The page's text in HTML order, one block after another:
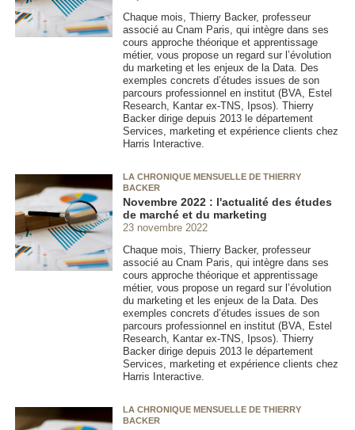
Chaque mois, Thierry Backer, professeur
associé au Cnam Paris, qui intègre dans ses
cours approche théorique et apprentissage
métier, vous propose un regard sur l’évolution
du marketing et les enjeux de la Data. Des
exemples concrets d’études issues de son
parcours professionnel en institut (BVA, Estel
Research, Kantar ex-TNS, Ipsos). Thierry
Backer dirige depuis 2013 le département
Services, marketing et expérience clients chez
Harris Interactive.
LA CHRONIQUE MENSUELLE DE THIERRY
BACKER
Novembre 2022 : l'actualité des études
de marché et du marketing
23 novembre 2022
Chaque mois, Thierry Backer, professeur
associé au Cnam Paris, qui intègre dans ses
cours approche théorique et apprentissage
métier, vous propose un regard sur l’évolution
du marketing et les enjeux de la Data. Des
exemples concrets d’études issues de son
parcours professionnel en institut (BVA, Estel
Research, Kantar ex-TNS, Ipsos). Thierry
Backer dirige depuis 2013 le département
Services, marketing et expérience clients chez
Harris Interactive.
LA CHRONIQUE MENSUELLE DE THIERRY
BACKER